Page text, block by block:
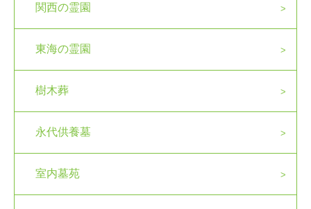
関西の霊園
東海の霊園
樹木葬
永代供養墓
室内墓苑